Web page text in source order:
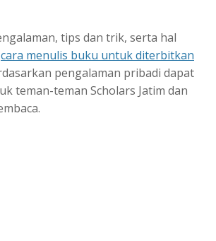
tips dan trik, serta hal
cara menulis buku untuk diterbitkan
pengalaman pribadi dapat
teman-teman Scholars Jatim dan